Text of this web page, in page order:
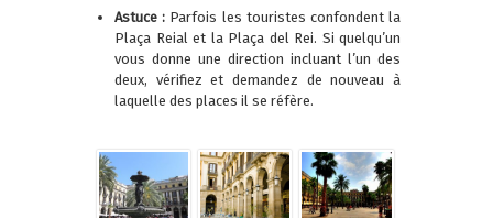
Astuce : Parfois les touristes confondent la
Plaça Reial et la Plaça del Rei. Si quelqu’un
vous donne une direction incluant l’un des
deux, vérifiez et demandez de nouveau à
laquelle des places il se réfère.